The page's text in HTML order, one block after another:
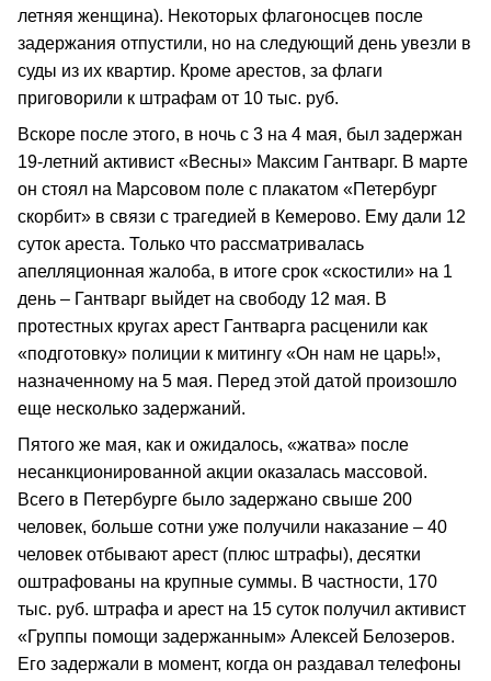
летняя женщина). Некоторых флагоносцев после
задержания отпустили, но на следующий день увезли в
суды из их квартир. Кроме арестов, за флаги
приговорили к штрафам от 10 тыс. руб.
Вскоре после этого, в ночь с 3 на 4 мая, был задержан
19-летний активист «Весны» Максим Гантварг. В марте
он стоял на Марсовом поле с плакатом «Петербург
скорбит» в связи с трагедией в Кемерово. Ему дали 12
суток ареста. Только что рассматривалась
апелляционная жалоба, в итоге срок «скостили» на 1
день – Гантварг выйдет на свободу 12 мая. В
протестных кругах арест Гантварга расценили как
«подготовку» полиции к митингу «Он нам не царь!»,
назначенному на 5 мая. Перед этой датой произошло
еще несколько задержаний.
Пятого же мая, как и ожидалось, «жатва» после
несанкционированной акции оказалась массовой.
Всего в Петербурге было задержано свыше 200
человек, больше сотни уже получили наказание – 40
человек отбывают арест (плюс штрафы), десятки
оштрафованы на крупные суммы. В частности, 170
тыс. руб. штрафа и арест на 15 суток получил активист
«Группы помощи задержанным» Алексей Белозеров.
Его задержали в момент, когда он раздавал телефоны